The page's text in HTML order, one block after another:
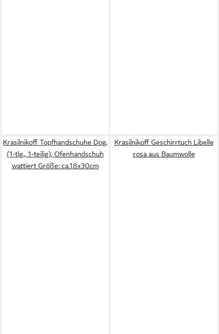
Krasilnikoff Topfhandschuhe Dog,
(1-tlg., 1-teilig), Ofenhandschuh
wattiert Größe: ca.18x30cm
Krasilnikoff Geschirrtuch Libelle
rosa aus Baumwolle